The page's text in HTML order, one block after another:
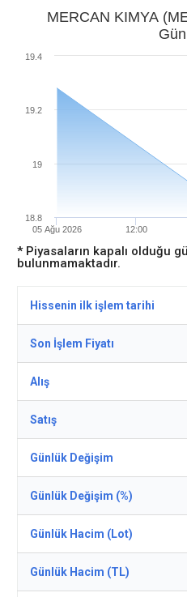
MERCAN KIMYA
05 Ağu 2026 12:00
18.8
19
19.2
19.4
* Piyasaların kapalı olduğu
bulunmamaktadır.
Hissenin ilk işlem tarihi
Son İşlem Fiyatı
Alış
Satış
Günlük Değişim
Günlük Değişim (%)
Günlük Hacim (Lot)
Günlük Hacim (TL)